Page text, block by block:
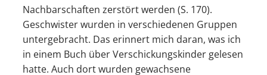
Nachbarschaften zerstört werden (S. 170).
Geschwister wurden in verschiedenen Gruppen
untergebracht. Das erinnert mich daran, was ich
in einem Buch über Verschickungskinder gelesen
hatte. Auch dort wurden gewachsene